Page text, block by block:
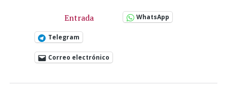
Entrada WhatsApp
Telegram
Correo electrónico